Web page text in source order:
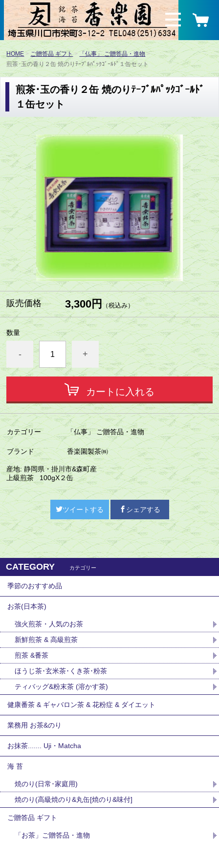
HOME ご贈答品 ギフト
「仏事」 ご贈答品・進物
煎茶･玉の香り２缶 焼のりﾃｰﾌﾞﾙﾊﾟｯｸｺﾞｰﾙﾄﾞ１缶セット
煎茶･玉の香り２缶 焼のりﾃｰﾌﾞﾙﾊﾟｯｸｺﾞｰﾙﾄﾞ
１缶セット
販売価格 3,300円（税込み）
数量
- +
カートに入れる
カテゴリー 「仏事」 ご贈答品・進物
ブランド 香楽園製茶㈱
産地: 静岡県・掛川市&森町産
上級煎茶 100gX２缶
ツイートする シェアする
CATEGORY カテゴリー
季節のおすすめ品
お茶(日本茶)
強火煎茶・人気のお茶
新鮮煎茶 & 高級煎茶
煎茶 &番茶
ほうじ茶･玄米茶･くき茶･粉茶
ティバッグ&粉末茶 (溶かす茶)
健康番茶 & ギャバロン茶 & 花粉症 & ダイエット
業務用 お茶&のり
お抹茶....... Uji・Matcha
海 苔
焼のり(日常･家庭用)
焼のり(高級焼のり&丸缶[焼のり&味付]
ご贈答品 ギフト
「お茶」ご贈答品・進物